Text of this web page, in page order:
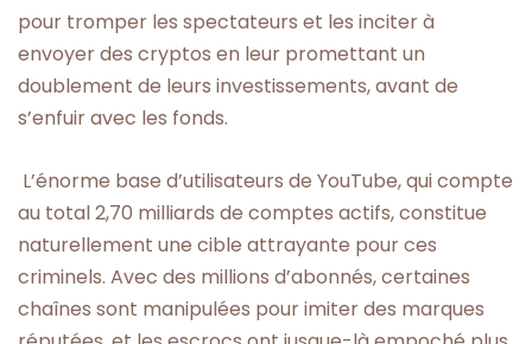
pour tromper les spectateurs et les inciter à
envoyer des cryptos en leur promettant un
doublement de leurs investissements, avant de
s’enfuir avec les fonds.
L’énorme base d’utilisateurs de YouTube, qui compte
au total 2,70 milliards de comptes actifs, constitue
naturellement une cible attrayante pour ces
criminels. Avec des millions d’abonnés, certaines
chaînes sont manipulées pour imiter des marques